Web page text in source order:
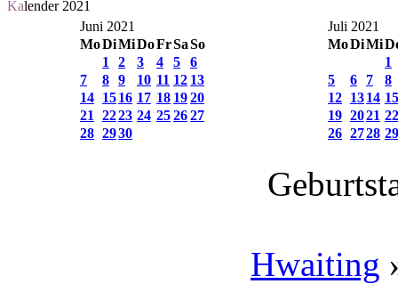
Kalender 2021
Juni 2021
MoDiMiDoFrSaSo
1
2 3 4 5
6
7
8 9 10 11 12 13
14 1516 17 18 1920
21
2223 24 252627
28 2930
Juli 2021
MoDiMi
1
5
6 7
8
12 1314 15
19 2021 22
26 2728 29
Hwaiting